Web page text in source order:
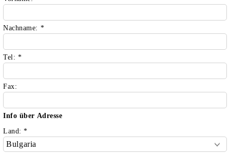
Nachname: *
Tel: *
Fax:
Info über Adresse
Land:*